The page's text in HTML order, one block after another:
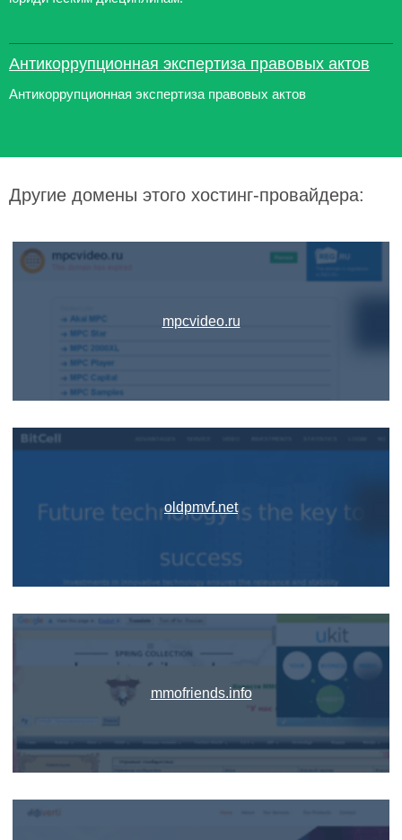
Антикоррупционная экспертиза правовых актов
Антикоррупционная экспертиза правовых актов
Другие домены этого хостинг-провайдера:
mpcvideo.ru
oldpmvf.net
mmofriends.info